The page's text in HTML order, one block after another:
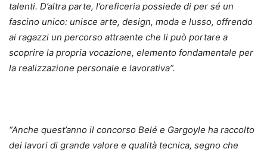
talenti. D’altra parte, l’oreficeria possiede di per sé un
fascino unico: unisce arte, design, moda e lusso, offrendo
ai ragazzi un percorso attraente che li può portare a
scoprire la propria vocazione, elemento fondamentale per
la realizzazione personale e lavorativa”.
“Anche quest’anno il concorso Belé e Gargoyle ha raccolto
dei lavori di grande valore e qualità tecnica, segno che